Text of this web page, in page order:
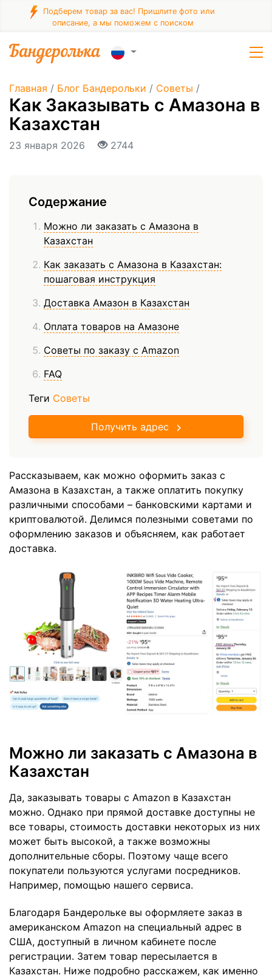
Подберем товар за вас! Пришлите фото или
описание, а мы поможем с поиском
Главная / Блог Бандерольки / Советы /
Как Заказывать с Амазона в
Казахстан
23 января 2026 2744
Содержание
Можно ли заказать с Амазона в
Казахстан
Как заказать с Амазона в Казахстан:
пошаговая инструкция
Доставка Амазон в Казахстан
Оплата товаров на Амазоне
Советы по заказу с Amazon
FAQ
Теги Советы
Получить адрес
Рассказываем, как можно оформить заказ с
Амазона в Казахстан, а также оплатить покупку
различными способами – банковскими картами и
криптовалютой. Делимся полезными советами по
оформлению заказов и объясняем, как работает
доставка.
Можно ли заказать с Амазона в
Казахстан
Да, заказывать товары с Amazon в Казахстан
можно. Однако при прямой доставке доступны не
все товары, стоимость доставки некоторых из них
может быть высокой, а также возможны
дополнительные сборы. Поэтому чаще всего
покупатели пользуются услугами посредников.
Например, помощью нашего сервиса.
Благодаря Бандерольке вы оформляете заказ в
американском Amazon на специальный адрес в
США, доступный в личном кабинете после
регистрации. Затем товар пересылается в
Казахстан. Ниже подробно расскажем, как именно